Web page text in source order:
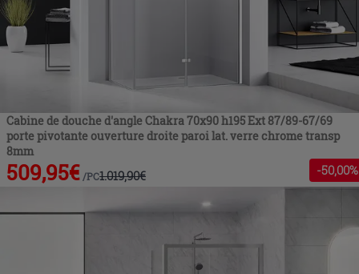
Cabine de douche d'angle Chakra 70x90 h195 Ext 87/89-67/69
porte pivotante ouverture droite paroi lat. verre chrome transp
8mm
509,95€ /PC1.019,90€ -50,00%